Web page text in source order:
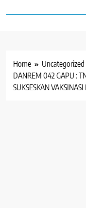
Home
Uncategorized
DANREM 042 GAPU :
SUKSESKAN